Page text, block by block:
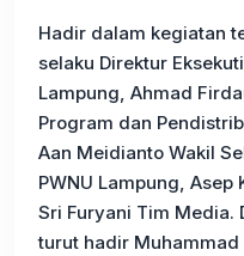
Hadir dalam kegiatan
selaku Direktur
Lampung, Ahmad
Program dan
Aan Meidianto Wakil
PWNU Lampung,
Sri Furyani Tim Media.
turut hadir Muhammad